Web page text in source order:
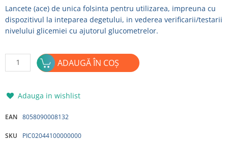
Lancete (ace) de unica folsinta pentru utilizarea, impreuna cu
dispozitivul la inteparea degetului, in vederea verificarii/testarii
nivelului glicemiei cu ajutorul glucometrelor.
Cantitate
Lancete
dispozitiv
testare
Digitest
ADAUGĂ ÎN COȘ
Adauga in wishlist
EAN 8058090008132
SKU PIC02044100000000